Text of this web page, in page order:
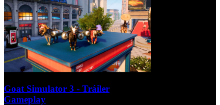
Goat Simulator 3 - Tráiler
Gameplay